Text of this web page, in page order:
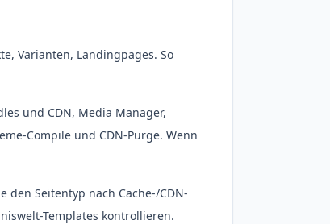
Varianten, Landingpages. So
und CDN, Media Manager,
Compile und CDN-Purge. Wenn
Seitentyp nach Cache-/CDN-
Templates kontrollieren.